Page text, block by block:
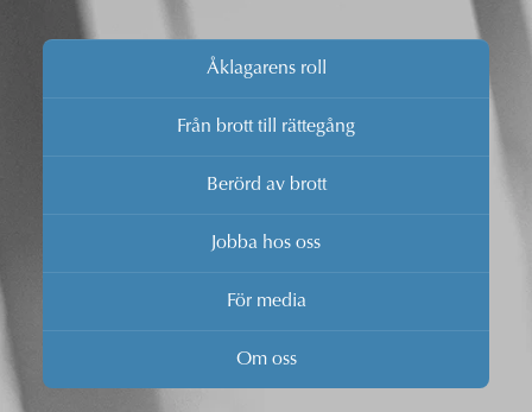
Åklagarens roll
Från brott till rättegång
Berörd av brott
Jobba hos oss
För media
Om oss